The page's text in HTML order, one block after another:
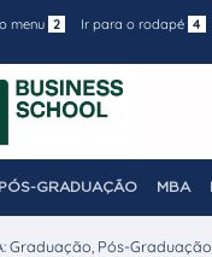
menu 2 Ir para o rodapé 4
PÓS-GRADUAÇÃO MBA
Graduação, Pós-